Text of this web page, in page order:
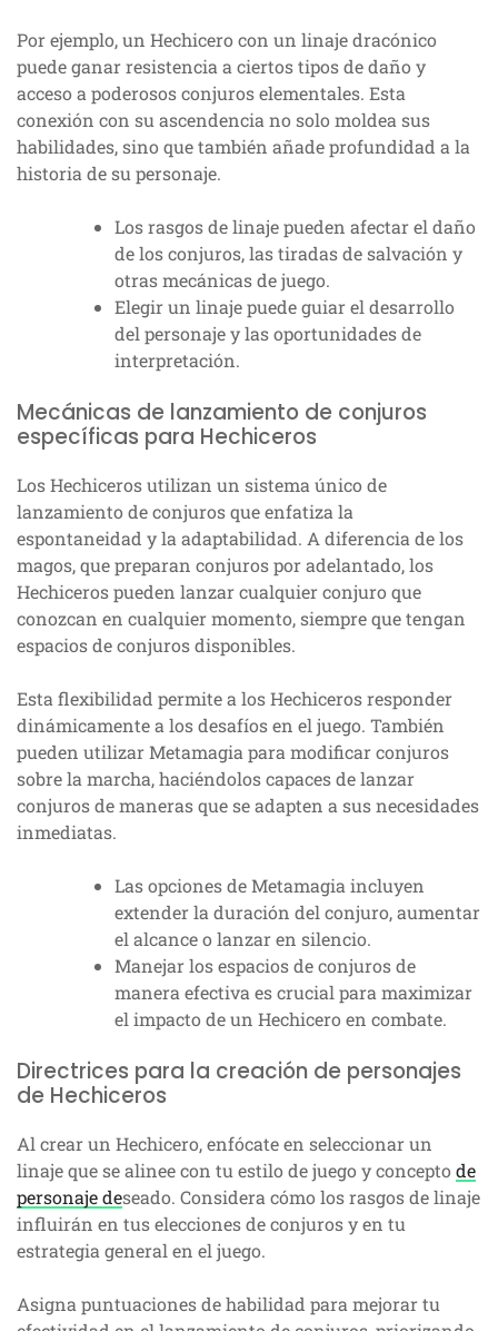
Por ejemplo, un Hechicero con un linaje dracónico
puede ganar resistencia a ciertos tipos de daño y
acceso a poderosos conjuros elementales. Esta
conexión con su ascendencia no solo moldea sus
habilidades, sino que también añade profundidad a la
historia de su personaje.
Los rasgos de linaje pueden afectar el daño
de los conjuros, las tiradas de salvación y
otras mecánicas de juego.
Elegir un linaje puede guiar el desarrollo
del personaje y las oportunidades de
interpretación.
Mecánicas de lanzamiento de conjuros
específicas para Hechiceros
Los Hechiceros utilizan un sistema único de
lanzamiento de conjuros que enfatiza la
espontaneidad y la adaptabilidad. A diferencia de los
magos, que preparan conjuros por adelantado, los
Hechiceros pueden lanzar cualquier conjuro que
conozcan en cualquier momento, siempre que tengan
espacios de conjuros disponibles.
Esta flexibilidad permite a los Hechiceros responder
dinámicamente a los desafíos en el juego. También
pueden utilizar Metamagia para modificar conjuros
sobre la marcha, haciéndolos capaces de lanzar
conjuros de maneras que se adapten a sus necesidades
inmediatas.
Las opciones de Metamagia incluyen
extender la duración del conjuro, aumentar
el alcance o lanzar en silencio.
Manejar los espacios de conjuros de
manera efectiva es crucial para maximizar
el impacto de un Hechicero en combate.
Directrices para la creación de personajes
de Hechiceros
Al crear un Hechicero, enfócate en seleccionar un
linaje que se alinee con tu estilo de juego y concepto de
personaje deseado. Considera cómo los rasgos de linaje
influirán en tus elecciones de conjuros y en tu
estrategia general en el juego.
Asigna puntuaciones de habilidad para mejorar tu